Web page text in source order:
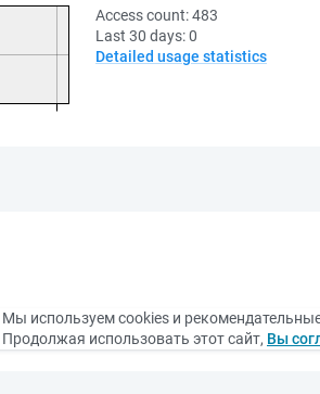
Access count:483
Last 30 days:0
Detailed usage statistics
Мы используем cookies и
Продолжая использовать этот сайт, Вы